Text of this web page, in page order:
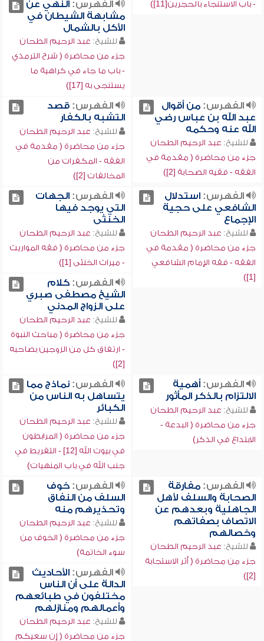
- باب الاستنجاء بالحجرين[11]) الفهرس:النهي عن
مشابهة الشيطان في
الأكل بالشمال
للشيخ: عبد الرحيم الطحان
جزء من محاضرة ( شرح الترمذي
- باب ما جاء في كراهية ما
يستنجى به [17])
الفهرس:من أقوال
عبد الله بن عباس رضي
الله عنه وحكمه
للشيخ: عبد الرحيم الطحان
جزء من محاضرة ( مقدمة في
الفقه - فقيه الصحابة [2])
الفهرس:قصد
التشبه بالكفار
للشيخ: عبد الرحيم الطحان
جزء من محاضرة ( مقدمة في
الفقه - المكفرات من
المخالفات [2])
الفهرس:استدلال
الشافعي على حجية
الإجماع
للشيخ: عبد الرحيم الطحان
جزء من محاضرة ( مقدمة في
الفقه - فقه الإمام الشافعي
[1])
الفهرس:الجهات
التي يوجد فيها
الخنثى
للشيخ: عبد الرحيم الطحان
جزء من محاضرة ( فقه المواريث
- ميراث الخنثى [1])
الفهرس:كلام
الشيخ مصطفى صبري
على الزواج المدني
للشيخ: عبد الرحيم الطحان
جزء من محاضرة ( مباحث النبوة
- ارتفاق كل من الزوجين بصاحبه
[2])
الفهرس:أهمية
الالتزام بالذكر المأثور
للشيخ: عبد الرحيم الطحان
جزء من محاضرة ( البدعة -
الابتداع في الذكر)
الفهرس:نماذج مما
يتساهل به الناس من
الكبائر
للشيخ: عبد الرحيم الطحان
جزء من محاضرة ( المرابطون
في بيوت الله [12] - التفريط في
جنب الله في باب المنهيات)
الفهرس:مفارقة
الصحابة والسلف لأهل
الجاهلية وبعدهم عن
الاتصاف بصفاتهم
وخصالهم
للشيخ: عبد الرحيم الطحان
جزء من محاضرة ( أثر الاستجابة
[2])
الفهرس:خوف
السلف من النفاق
وتحذيرهم منه
للشيخ: عبد الرحيم الطحان
جزء من محاضرة ( الخوف من
سوء الخاتمة)
الفهرس:الأحاديث
الدالة على أن الناس
مختلفون في طبائعهم
وأعمالهم ومنازلهم
للشيخ: عبد الرحيم الطحان
جزء من محاضرة ( إن سعيكم